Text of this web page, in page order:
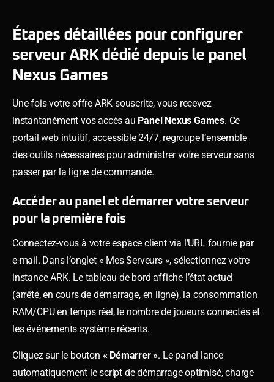
Étapes détaillées pour configurer
serveur ARK dédié depuis le panel
Nexus Games
Une fois votre offre ARK souscrite, vous recevez
instantanément vos accès au Panel Nexus Games. Ce
portail web intuitif, accessible 24/7, regroupe l’ensemble
des outils nécessaires pour administrer votre serveur sans
passer par la ligne de commande.
Accéder au panel et démarrer votre serveur
pour la première fois
Connectez-vous à votre espace client via l’URL fournie par
e-mail. Dans l’onglet « Mes Serveurs », sélectionnez votre
instance ARK. Le tableau de bord affiche l’état actuel
(arrêté, en cours de démarrage, en ligne), la consommation
RAM/CPU en temps réel, le nombre de joueurs connectés et
les événements système récents.
Cliquez sur le bouton « Démarrer ». Le panel lance
automatiquement le script de démarrage optimisé, charge